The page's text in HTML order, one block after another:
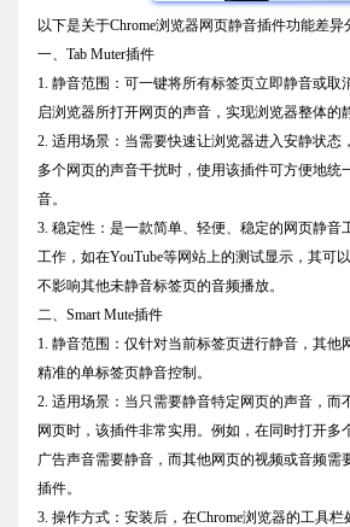
以下是关于Chrome浏览器网页静音插件功能差异
一、Tab Muter插件
1. 静音范围：可一键将所有标签页立即静音或取
启浏览器所打开网页的声音，实现浏览器整体的
2. 适用场景：当需要快速让浏览器进入安静状态
多个网页的声音干扰时，使用该插件可方便地统
音。
3. 稳定性：是一款简单、轻便、稳定的网页静音
工作，如在YouTube等网站上的测试显示，其可
不影响其他未静音标签页的音频播放。
二、Smart Mute插件
1. 静音范围：仅针对当前标签页进行静音，其他
精准的单标签页静音控制。
2. 适用场景：当只需要静音特定网页的声音，而
网页时，该插件非常实用。例如，在同时打开多
广告声音需要静音，而其他网页的视频或音频需
插件。
3. 操作方式：安装后，在Chrome浏览器的工具